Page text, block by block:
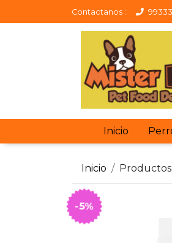
Contactanos :
Inicio
Inicio Productos
-5%